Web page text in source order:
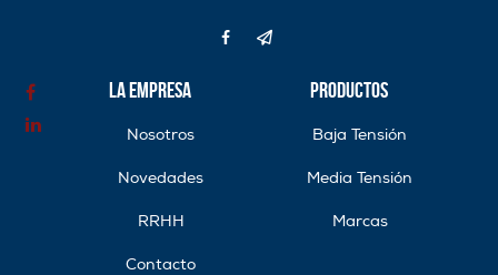
La Empresa
Nosotros
Novedades
RRHH
Contacto
Productos
Baja Tensión
Media Tensión
Marcas